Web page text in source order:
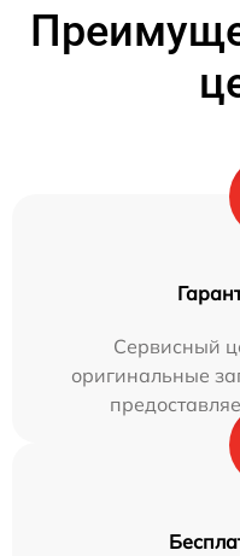
Сервисный
оригинальные